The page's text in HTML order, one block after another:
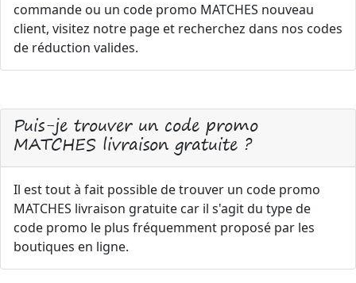
commande ou un code promo MATCHES nouveau
client, visitez notre page et recherchez dans nos codes
de réduction valides.
Puis-je trouver un code promo
MATCHES livraison gratuite ?
Il est tout à fait possible de trouver un code promo
MATCHES livraison gratuite car il s'agit du type de
code promo le plus fréquemment proposé par les
boutiques en ligne.